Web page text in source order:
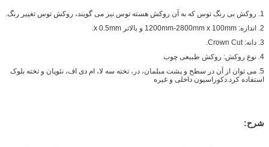
1. روکش بی رنگ توس که به آن روکش هسته توس نیز می گویند، روکش توس تغییر رنگ.
2. اندازه: 1200mm-2800mm x 100mm و بالاتر x 0.5mm.
3. دانه: Crown Cut.
4. نوع روکش: روکش طبیعی چوب
5. می توان از آن در سطح و پشت مبلمان، در، تخته سه لا، ام دی اف، نئوپان و تخته بلوک
استفاده کرد.دکوراسیون داخلی و غیره
شرح: